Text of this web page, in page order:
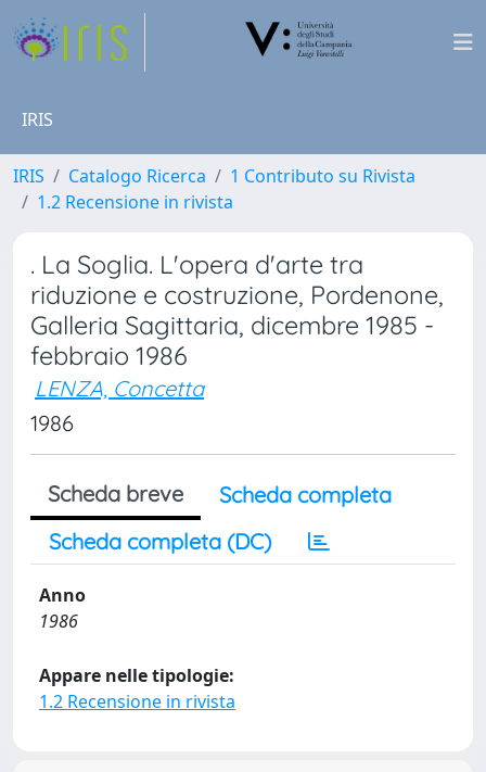
IRIS
IRIS Catalogo Ricerca
1 Contributo su Rivista
1.2 Recensione in rivista
. La Soglia. L'opera d'arte tra
riduzione e costruzione, Pordenone,
Galleria Sagittaria, dicembre 1985 -
febbraio 1986
LENZA, Concetta
1986
Scheda breve
Scheda completa
Scheda completa (DC)
Anno
1986
Appare nelle tipologie:
1.2 Recensione in rivista